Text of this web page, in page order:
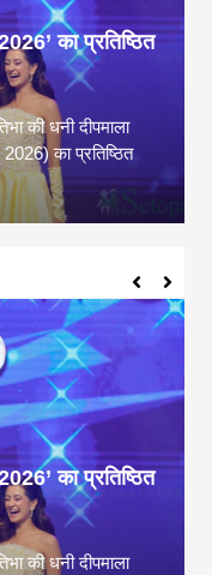
का प्रतिष्ठित
की धनी दीपमाला
का प्रतिष्ठित
का प्रतिष्ठित
की धनी दीपमाला